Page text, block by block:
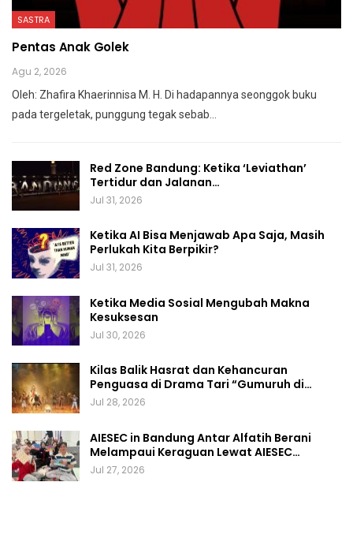
SASTRA
Pentas Anak Golek
Agu 2, 2026
Oleh: Zhafira Khaerinnisa M. H.
Di hadapannya seonggok buku
pada tergeletak, punggung tegaksebab
Red Zone Bandung: Ketika ‘Leviathan’
Tertidur dan Jalanan…
Jul 31, 2026
Ketika AI Bisa Menjawab Apa Saja, Masih
Perlukah Kita Berpikir?
Jul 31, 2026
Ketika Media Sosial Mengubah Makna
Kesuksesan
Jul 30, 2026
Kilas Balik Hasrat dan Kehancuran
Penguasa di Drama Tari “Gumuruh di…
Jul 28, 2026
AIESEC in Bandung Antar Alfatih Berani
Melampaui Keraguan Lewat AIESEC…
Jul 27, 2026